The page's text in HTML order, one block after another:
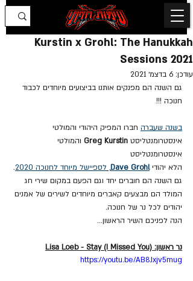
Kurstin x Grohl: The Hanukkah
Sessions 2021
עודכן: 6 בדצמ׳ 2021
גם השנה הם מפנקים אותנו בביצועים מיוחדים לכבוד
חנוכה !!!
בשנה שעברה חברו המפיק היהודי והמולטי
אינסטרומנטליסט Greg Kurstin והמולטי
אינסטרומנטליסט
הלא יהודי Dave Grohl
, לספיישל מיוחד לחנוכה 2020
.
גם השנה הם חוברים יחד וגם הפעם במקום שירי חג
המולד הם מבצעים קאברים מיוחדים לשירים של אמנים
יהודים לכל נר של חנוכה.
הנה לפניכם השיר הראשון...
נר ראשון: Lisa Loeb - Stay (I Missed You)
https://youtu.be/AB8Jxjv5mug